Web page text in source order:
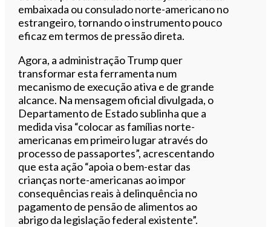
embaixada ou consulado norte-americano no
estrangeiro, tornando o instrumento pouco
eficaz em termos de pressão direta.
Agora, a administração Trump quer
transformar esta ferramenta num
mecanismo de execução ativa e de grande
alcance. Na mensagem oficial divulgada, o
Departamento de Estado sublinha que a
medida visa “colocar as famílias norte-
americanas em primeiro lugar através do
processo de passaportes”, acrescentando
que esta ação “apoia o bem-estar das
crianças norte-americanas ao impor
consequências reais à delinquência no
pagamento de pensão de alimentos ao
abrigo da legislação federal existente”.